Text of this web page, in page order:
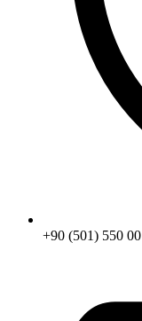
+90 (501) 550